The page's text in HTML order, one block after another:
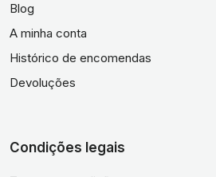
Blog
A minha conta
Histórico de encomendas
Devoluções
Condições legais